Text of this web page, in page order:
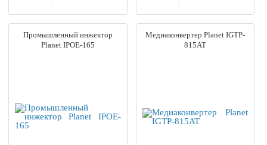
Промышленный инжектор
Planet IPOE-165
Медиаконвертер Planet IGTP-
815AT